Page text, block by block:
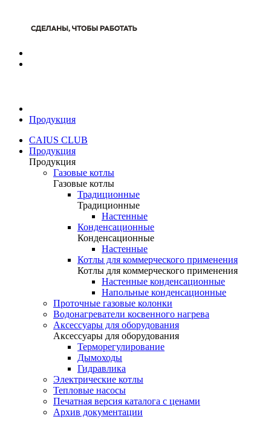
Продукция
CAIUS CLUB
Продукция
Продукция
Газовые котлы
Газовые котлы
Традиционные
Традиционные
Настенные
Конденсационные
Конденсационные
Настенные
Котлы для коммерческого применения
Котлы для коммерческого применения
Настенные конденсационные
Напольные конденсационные
Проточные газовые колонки
Водонагреватели косвенного нагрева
Аксессуары для оборудования
Аксессуары для оборудования
Терморегулирование
Дымоходы
Гидравлика
Электрические котлы
Тепловые насосы
Печатная версия каталога с ценами
Архив документации